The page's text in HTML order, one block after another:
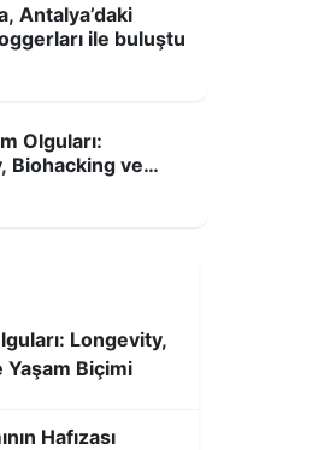
Antalya’yı,
konuştuk
Antalya’daki
ile buluştu
Olguları:
Biohacking ve
Longevity,
Yaşam Biçimi
Hafızası